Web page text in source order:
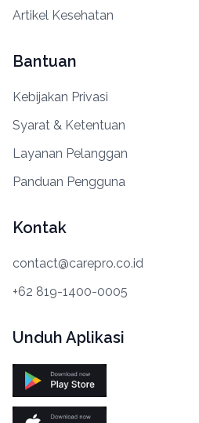
Artikel Kesehatan
Bantuan
Kebijakan Privasi
Syarat & Ketentuan
Layanan Pelanggan
Panduan Pengguna
Kontak
contact@carepro.co.id
+62 819-1400-0005
Unduh Aplikasi